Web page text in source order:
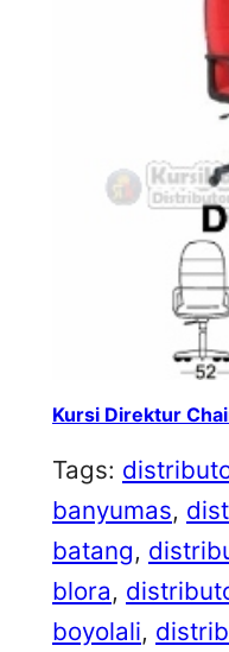
Kursi Direktur
Tags:
banyumas,
batang,
blora,
boyolali,